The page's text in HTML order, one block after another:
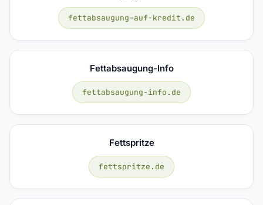
fettabsaugung-auf-kredit.de
Fettabsaugung-Info
fettabsaugung-info.de
Fettspritze
fettspritze.de